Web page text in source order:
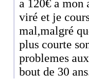
a 120€ a mon
viré et je
mal,malgré
plus courte
problemes
bout de 30